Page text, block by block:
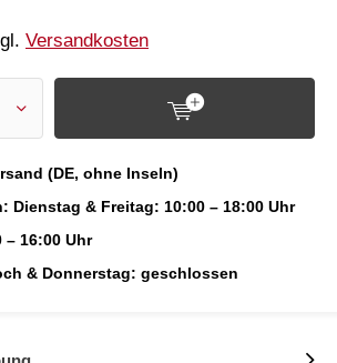
Versandkosten
(DE, ohne Inseln)
Dienstag & Freitag: 10:00 – 18:00 Uhr
– 16:00 Uhr
& Donnerstag: geschlossen